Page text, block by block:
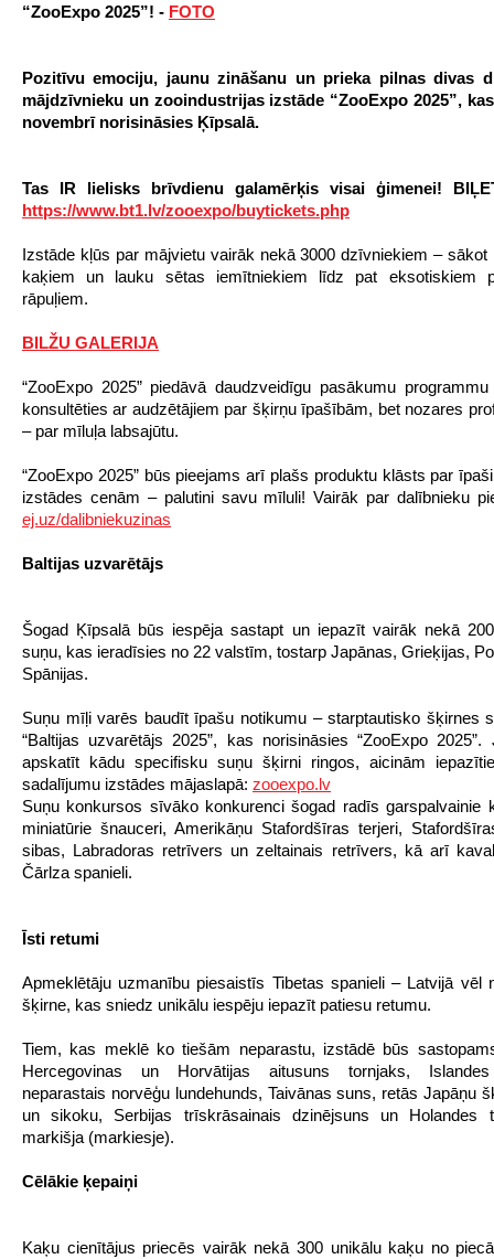
“ZooExpo 2025”! - FOTO
Pozitīvu emociju, jaunu zināšanu un prieka pilnas divas
mājdzīvnieku un zooindustrijas izstāde “ZooExpo 2025”,
novembrī norisināsies Ķīpsalā.
Tas IR lielisks brīvdienu galamērķis visai ģimenei!
https://www.bt1.lv/zooexpo/buytickets.php
Izstāde kļūs par mājvietu vairāk nekā 3000 dzīvniekiem – sākot
kaķiem un lauku sētas iemītniekiem līdz pat eksotiskiem
rāpuļiem.
BILŽU GALERIJA
“ZooExpo 2025” piedāvā daudzveidīgu pasākumu
konsultēties ar audzētājiem par šķirņu īpašībām, bet nozares
– par mīluļa labsajūtu.
“ZooExpo 2025” būs pieejams arī plašs produktu klāsts par
izstādes cenām – palutini savu mīluli! Vairāk par dalībnieku
ej.uz/dalibniekuzinas
Baltijas uzvarētājs
Šogad Ķīpsalā būs iespēja sastapt un iepazīt vairāk nekā
suņu, kas ieradīsies no 22 valstīm, tostarp Japānas, Grieķijas,
Spānijas.
Suņu mīļi varēs baudīt īpašu notikumu – starptautisko šķirnes
“Baltijas uzvarētājs 2025”, kas norisināsies “ZooExpo 2025”.
apskatīt kādu specifisku suņu šķirni ringos, aicinām
sadalījumu izstādes mājaslapā: zooexpo.lv
Suņu konkursos sīvāko konkurenci šogad radīs garspalvainie
miniatūrie šnauceri, Amerikāņu Stafordšīras terjeri,
sibas, Labradoras retrīvers un zeltainais retrīvers, kā arī
Čārlza spanieli.
Īsti retumi
Apmeklētāju uzmanību piesaistīs Tibetas spanieli – Latvijā vēl
šķirne, kas sniedz unikālu iespēju iepazīt patiesu retumu.
Tiem, kas meklē ko tiešām neparastu, izstādē būs
Hercegovinas un Horvātijas aitusuns tornjaks,
neparastais norvēģu lundehunds, Taivānas suns, retās Japāņu
un sikoku, Serbijas trīskrāsainais dzinējsuns un Holandes
markišja (markiesje).
Cēlākie ķepaiņi
Kaķu cienītājus priecēs vairāk nekā 300 unikālu kaķu no